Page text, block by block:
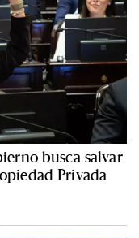
busca salvar
Privada